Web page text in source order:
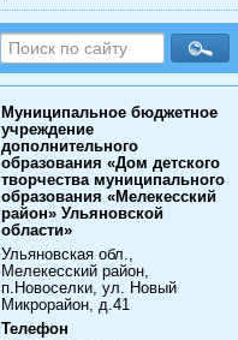
Муниципальное бюджетное
учреждение
дополнительного
образования «Дом детского
творчества муниципального
образования «Мелекесский
район» Ульяновской
области»
Ульяновская обл.,
Мелекесский район,
п.Новоселки, ул. Новый
Микрорайон, д.41
Телефон